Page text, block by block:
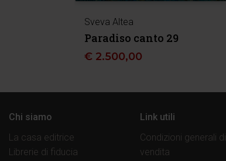
Sveva Altea
Paradiso canto 29
€ 2.500,00
Chi siamo
La casa editrice
Librerie di fiducia
Link utili
Condizioni generali di
vendita